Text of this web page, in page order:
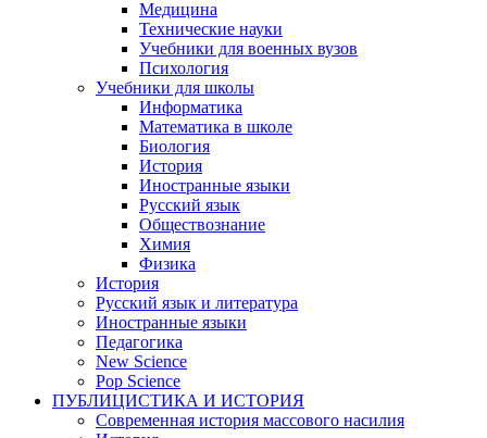
Медицина
Технические науки
Учебники для военных вузов
Психология
Учебники для школы
Информатика
Математика в школе
Биология
История
Иностранные языки
Русский язык
Обществознание
Химия
Физика
История
Русский язык и литература
Иностранные языки
Педагогика
New Science
Pop Science
ПУБЛИЦИСТИКА И ИСТОРИЯ
Современная история массового насилия